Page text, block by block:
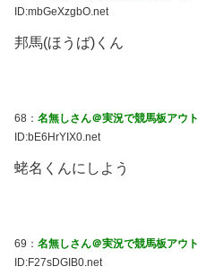
ID:mbGeXzgbO.net
邦馬(ほうば)くん
68： 名無しさん＠実況で競馬板アウト
ID:bE6HrYIX0.net
蛯名くんにしよう
69： 名無しさん＠実況で競馬板アウト
ID:F27sDGIB0.net